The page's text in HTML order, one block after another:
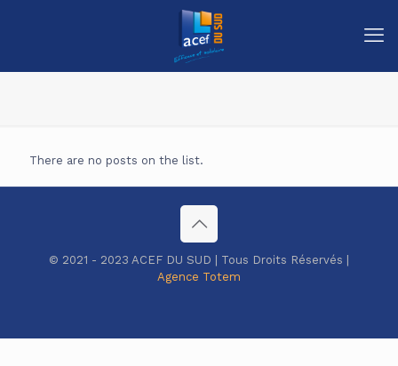
There are no posts on the list.
© 2021 - 2023 ACEF DU SUD | Tous Droits Réservés |
Agence Totem